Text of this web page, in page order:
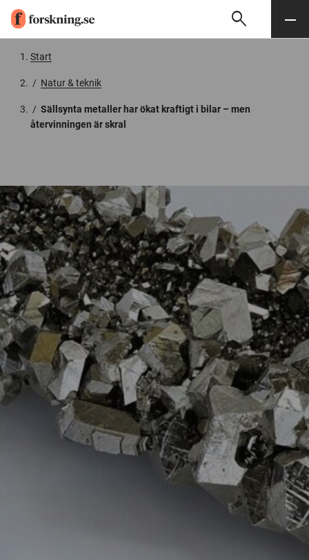
Söksearch Meny
Start
/ Natur & teknik
/ Sällsynta metaller har ökat kraftigt i bilar – men
återvinningen är skral